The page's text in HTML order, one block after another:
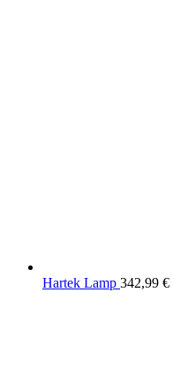
Hartek Lamp 342,99 €